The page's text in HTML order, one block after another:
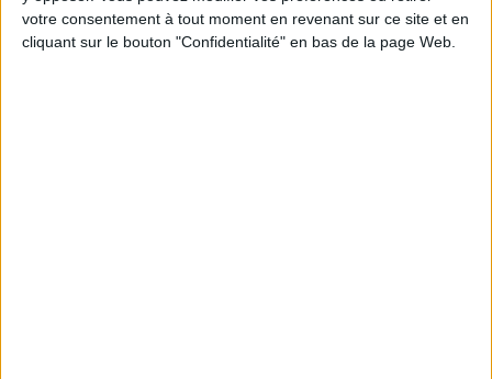
votre consentement à tout moment en revenant sur ce site et en
cliquant sur le bouton "Confidentialité" en bas de la page Web.
Inscrivez-vous à notre newsletter